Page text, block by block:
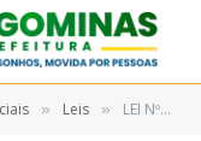
» Leis » LEI Nº 1085/2022, DE 22 DE JUNHO DE 2022 (Dispõe sobre a desafetação de área de 481,17 m², localizada entre a Rua Adelino de Freitas Bicalho e a Travessa Pâmela Gales Moura, Bairro Camboatã, Cidade de Paragominas-PA)